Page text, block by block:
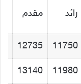
رائد مقدم
11750
12735
11980
13140